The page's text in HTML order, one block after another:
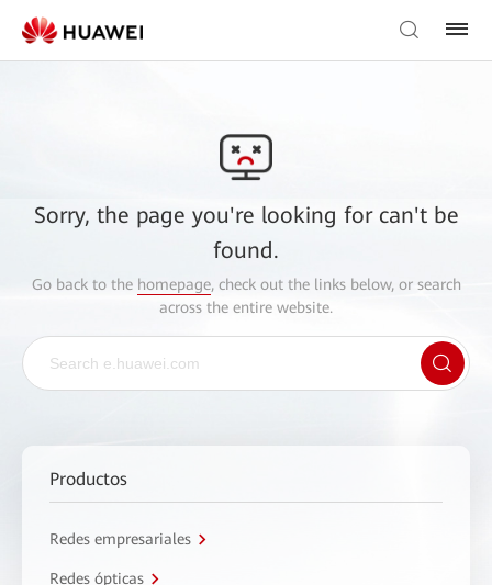
Sorry, the page you're looking for can't be
found.
Go back to the homepage, check out the links below, or search
across the entire website.
Productos
Redes empresariales
Redes ópticas